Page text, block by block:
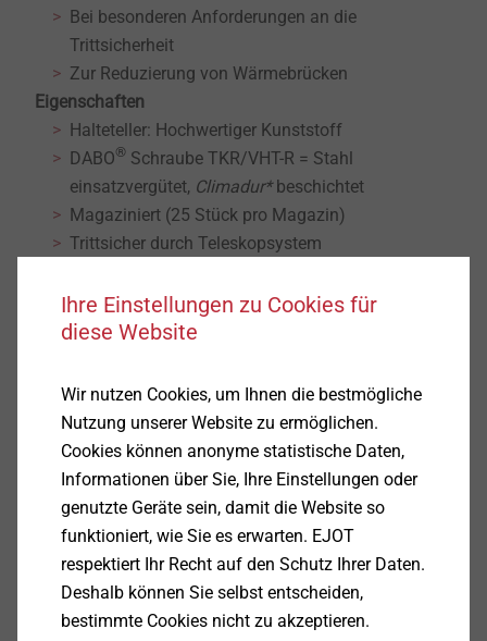
Bei besonderen Anforderungen an die
Trittsicherheit
Zur Reduzierung von Wärmebrücken
Eigenschaften
Halteteller: Hochwertiger Kunststoff
DABO® Schraube TKR/VHT-R = Stahl
einsatzvergütet, Climadur*beschichtet
Magaziniert (25 Stück pro Magazin)
Trittsicher durch Teleskopsystem
möglich
*Climadur
Korrosionsschutzes
(15 Runden Kesternich, DIN 50018, 1997)
Technische Daten
Antrieb: H2
Schraubendurchmesser: 4,8 mm
Bohrkapazität: 1,50 mm
Kopfdurchmesser Halteteller: 50 mm
Magazininhalt: 25 Stück
Ihre Einstellungen zu Cookies für
diese Website
Wir nutzen Cookies, um Ihnen die bestmögliche
Nutzung unserer Website zu ermöglichen.
Cookies können anonyme statistische Daten,
Informationen über Sie, Ihre Einstellungen oder
genutzte Geräte sein, damit die Website so
funktioniert, wie Sie es erwarten. EJOT
respektiert Ihr Recht auf den Schutz Ihrer Daten.
Deshalb können Sie selbst entscheiden,
bestimmte Cookies nicht zu akzeptieren.